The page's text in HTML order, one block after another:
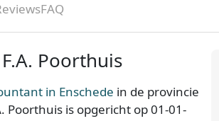
FAQ
Poorthuis
in Enschede in de provincie
Poorthuis is opgericht op 01-01-